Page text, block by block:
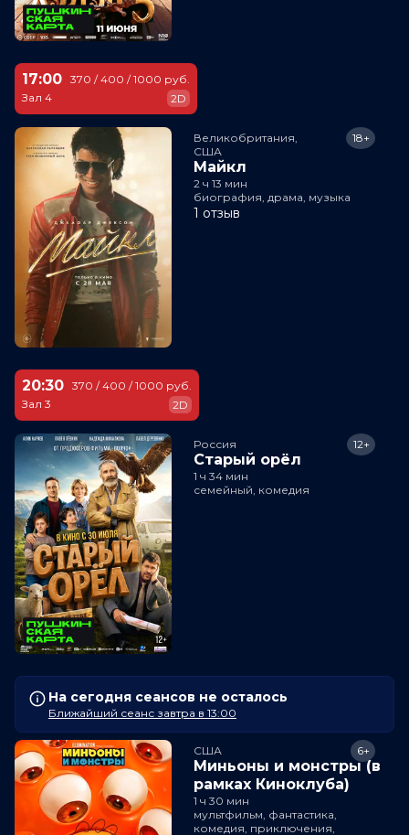
17:00
Зал 4
370 / 400 / 1000 руб.
2D
Великобритания,
США
Майкл
18+
2 ч 13 мин
биография, драма, музыка
1 отзыв
20:30
Зал 3
370 / 400 / 1000 руб.
2D
Россия
Старый орёл
12+
1 ч 34 мин
семейный, комедия
На сегодня сеансов не осталось
Ближайший сеанс завтра в 13:00
США
Миньоны и монстры (в
рамках Киноклуба)
6+
1 ч 30 мин
мультфильм, фантастика,
комедия, приключения,